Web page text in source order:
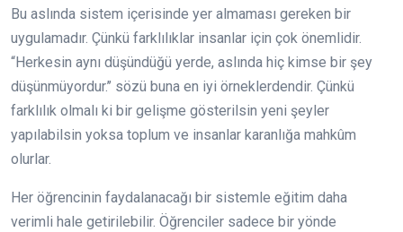
Bu aslında sistem içerisinde yer almaması gereken bir
uygulamadır. Çünkü farklılıklar insanlar için çok önemlidir.
“Herkesin aynı düşündüğü yerde, aslında hiç kimse bir şey
düşünmüyordur.’’ sözü buna en iyi örneklerdendir. Çünkü
farklılık olmalı ki bir gelişme gösterilsin yeni şeyler
yapılabilsin yoksa toplum ve insanlar karanlığa mahkûm
olurlar.
Her öğrencinin faydalanacağı bir sistemle eğitim daha
verimli hale getirilebilir. Öğrenciler sadece bir yönde